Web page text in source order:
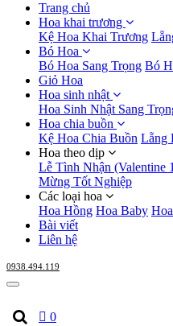
Trang chủ
Hoa khai trương
Kệ Hoa Khai Trương
Bó Hoa
Bó Hoa Sang Trọng Bó
Giỏ Hoa
Hoa sinh nhật
Hoa Sinh Nhật Sang
Hoa chia buồn
Kệ Hoa Chia Buồn Lẵng
Hoa theo dịp
Lễ Tình Nhận (Valentine
Mừng Tốt Nghiệp
Các loại hoa
Hoa Hồng Hoa Baby
Bài viết
Liên hệ
0938.494.119
0